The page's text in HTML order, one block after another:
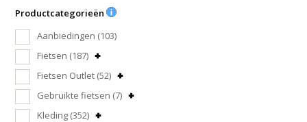
Productcategorieën
Aanbiedingen (103)
Fietsen (187)
Fietsen Outlet (52)
Gebruikte fietsen (7)
Kleding (352)